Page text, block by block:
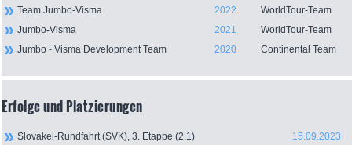
Team Jumbo-Visma
2022
WorldTour-Team
Jumbo-Visma
2021
WorldTour-Team
Jumbo - Visma Development Team
2020 Continental Team
Erfolge und Platzierungen
Slovakei-Rundfahrt (SVK), 3. Etappe (2.1)
15.09.2023